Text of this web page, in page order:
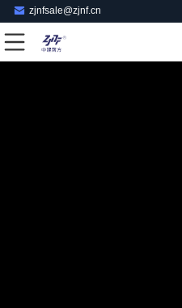
zjnfsale@zjnf.cn